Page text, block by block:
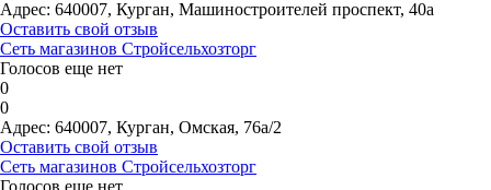
Адрес: 640007, Курган, Машиностроителей проспект, 40а
Оставить свой отзыв
Сеть магазинов Стройсельхозторг
Голосов еще нет
0
0
Адрес: 640007, Курган, Омская, 76а/2
Оставить свой отзыв
Сеть магазинов Стройсельхозторг
Голосов еще нет